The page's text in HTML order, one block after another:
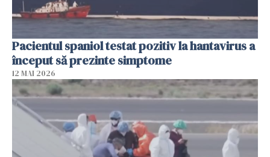
Pacientul spaniol testat pozitiv la hantavirus a
început să prezinte simptome
12 MAI 2026